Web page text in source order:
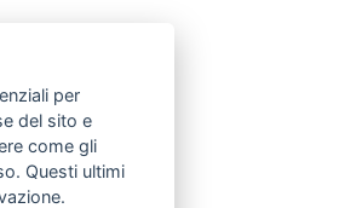
per
del sito e
come gli
Questi ultimi